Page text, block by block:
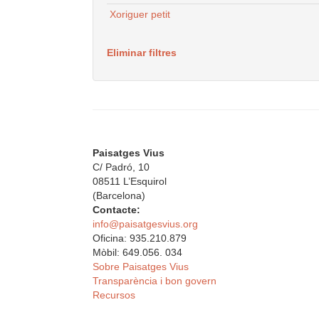
Xoriguer petit
Eliminar filtres
Paisatges Vius
C/ Padró, 10
08511 L’Esquirol
(Barcelona)
Contacte:
info@paisatgesvius.org
Oficina: 935.210.879
Mòbil: 649.056. 034
Sobre Paisatges Vius
Transparència i bon govern
Recursos